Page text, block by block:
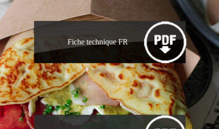
Fiche technique FR